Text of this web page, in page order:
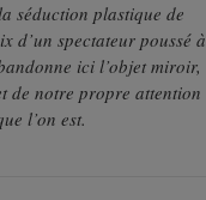
séduction plastique de
d’un spectateur poussé à
ici l’objet miroir,
de notre propre attention
l’on est.